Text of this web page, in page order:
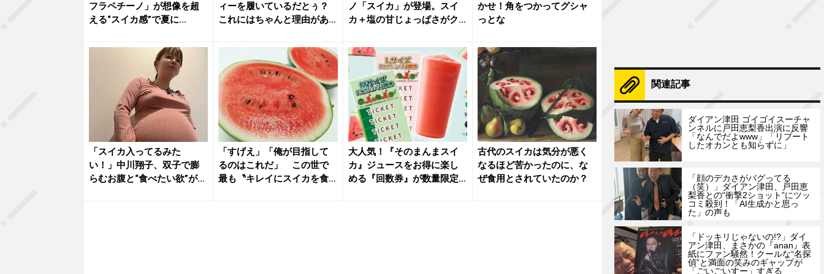
フラペチーノ」が想像を超
える“スイカ感”で夏に...
ィーを履いているだとぅ？
これにはちゃんと理由があ
ノ「スイカ」が登場。スイ
カ＋塩の甘じょっぱさがク
かせ！角をつかってグシャ
っとな
「スイカ入ってるみた
い！」中川翔子、双子で膨
らむお腹と“食べたい欲”が止
「すげえ」「俺が目指して
るのはこれだ」 この世で
最も〝キレイにスイカを食
大人気！『そのまんまスイ
カ』ジュースをお得に楽し
める『回数券』が数量限定
古代のスイカは気分が悪く
なるほど苦かったのに、な
ぜ食用とされていたのか？
関連記事
ダイアン津田 ゴイゴイスーチャ
ンネルに戸田恵梨香出演に反響
「なんでだよwww」「リブート
したオカンとも知らずに」
「顔のデカさがバグってる
（笑）」ダイアン津田、戸田恵
梨香との“衝撃2ショット”にツッ
コミ殺到！「AI生成かと思っ
た」の声も
「ドッキリじゃないの!?」ダイ
アン津田、まさかの『anan』表
紙にファン騒然！クールな“名探
偵”と満面の笑みのギャップが
「ごいごいすー」すぎる